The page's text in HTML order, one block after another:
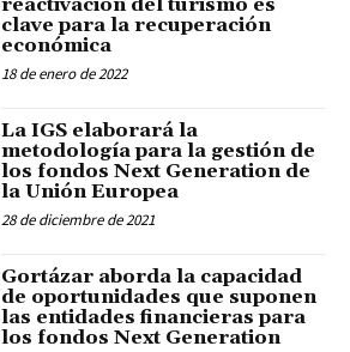
clave para la recuperación
económica
18 de enero de 2022
La IGS elaborará la
metodología para la gestión de
los fondos Next Generation de
la Unión Europea
28 de diciembre de 2021
Gortázar aborda la capacidad
de oportunidades que suponen
las entidades financieras para
los fondos Next Generation